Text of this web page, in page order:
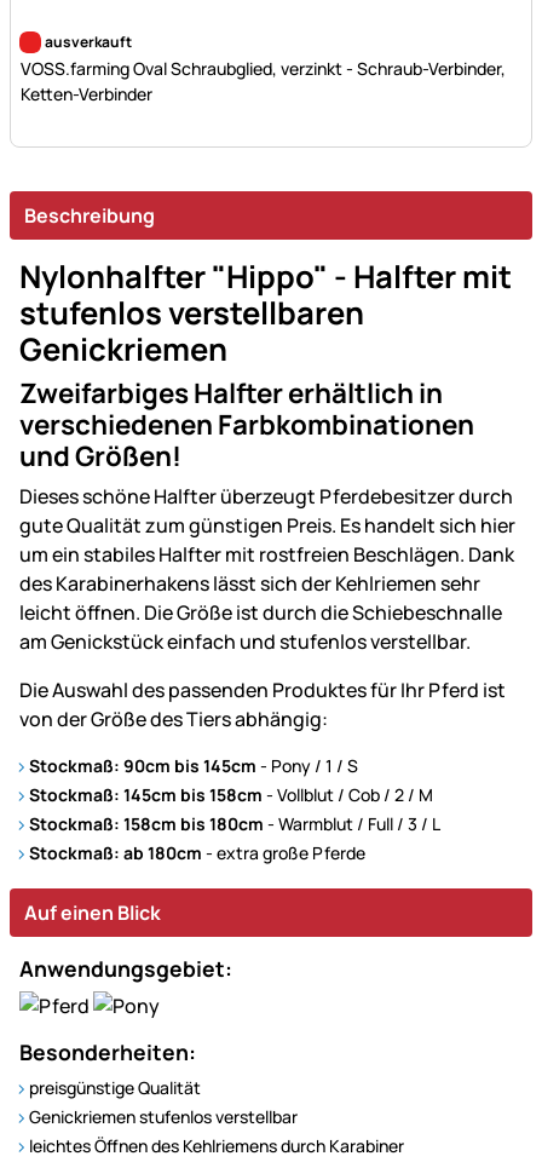
Noch keine Bewertungen abgegeben
ausverkauft
VOSS.farming Oval Schraubglied, verzinkt - Schraub-Verbinder,
Ketten-Verbinder
Beschreibung
Nylonhalfter "Hippo" - Halfter mit
stufenlos verstellbaren
Genickriemen
Zweifarbiges Halfter erhältlich in
verschiedenen Farbkombinationen
und Größen!
Dieses schöne Halfter überzeugt Pferdebesitzer durch
gute Qualität zum günstigen Preis. Es handelt sich hier
um ein stabiles Halfter mit rostfreien Beschlägen. Dank
des Karabinerhakens lässt sich der Kehlriemen sehr
leicht öffnen. Die Größe ist durch die Schiebeschnalle
am Genickstück einfach und stufenlos verstellbar.
Die Auswahl des passenden Produktes für Ihr Pferd ist
von der Größe des Tiers abhängig:
Stockmaß: 90cm bis 145cm - Pony / 1 / S
Stockmaß: 145cm bis 158cm - Vollblut / Cob / 2 / M
Stockmaß: 158cm bis 180cm - Warmblut / Full / 3 / L
Stockmaß: ab 180cm - extra große Pferde
Auf einen Blick
Anwendungsgebiet:
Besonderheiten:
preisgünstige Qualität
Genickriemen stufenlos verstellbar
leichtes Öffnen des Kehlriemens durch Karabiner